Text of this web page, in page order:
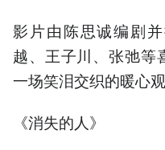
影片由陈思诚编剧
越、王子川、张弛等
一场笑泪交织的暖心观
《消失的人》